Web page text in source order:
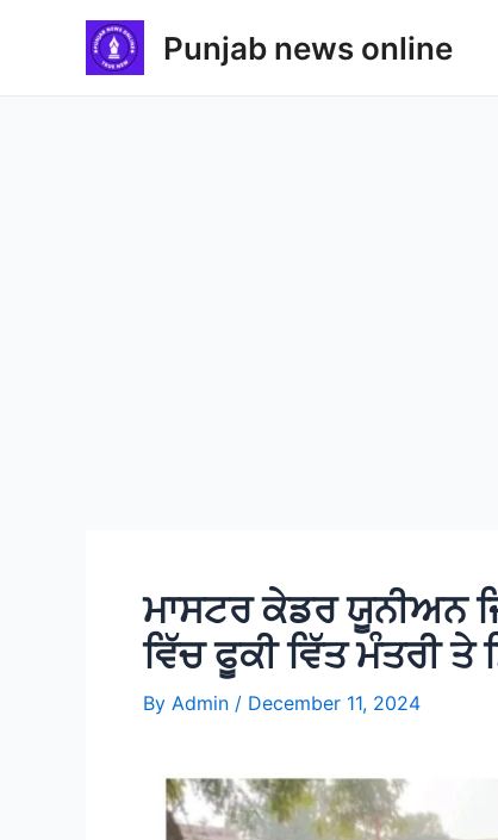
Punjab news online
ਮਾਸਟਰ ਕੇਡਰ ਯੂਨੀਅਨ
ਵਿੱਚ ਫੂਕੀ ਵਿੱਤ ਮੰਤਰੀ
By Admin / December 11, 2024